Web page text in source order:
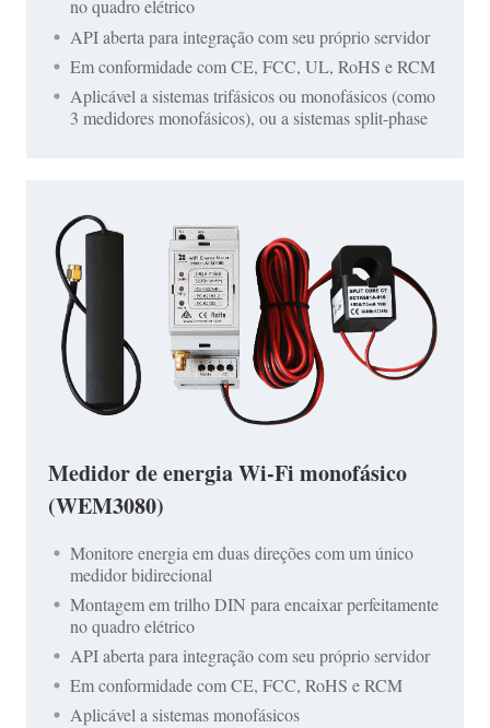
no quadro elétrico
API aberta para integração com seu próprio servidor
Em conformidade com CE, FCC, UL, RoHS e RCM
Aplicável a sistemas trifásicos ou monofásicos (como
3 medidores monofásicos), ou a sistemas split-phase
Medidor de energia Wi-Fi monofásico
(WEM3080)
Monitore energia em duas direções com um único
medidor bidirecional
Montagem em trilho DIN para encaixar perfeitamente
no quadro elétrico
API aberta para integração com seu próprio servidor
Em conformidade com CE, FCC, RoHS e RCM
Aplicável a sistemas monofásicos